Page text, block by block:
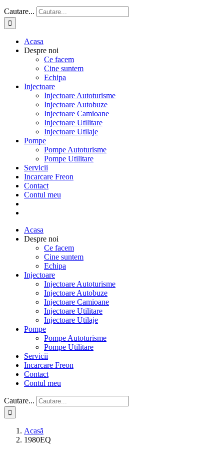
Cautare...
Acasa
Despre noi
Ce facem
Cine suntem
Echipa
Injectoare
Injectoare Autoturisme
Injectoare Autobuze
Injectoare Camioane
Injectoare Utilitare
Injectoare Utilaje
Pompe
Pompe Autoturisme
Pompe Utilitare
Servicii
Incarcare Freon
Contact
Contul meu
Acasa
Despre noi
Ce facem
Cine suntem
Echipa
Injectoare
Injectoare Autoturisme
Injectoare Autobuze
Injectoare Camioane
Injectoare Utilitare
Injectoare Utilaje
Pompe
Pompe Autoturisme
Pompe Utilitare
Servicii
Incarcare Freon
Contact
Contul meu
Cautare...
Acasă
1980EQ